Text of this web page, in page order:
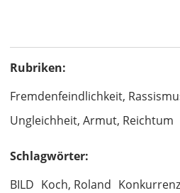
Rubriken:
Fremdenfeindlichkeit,
Ungleichheit, Armut, Reichtum
Schlagwörter:
BILD Koch, Roland